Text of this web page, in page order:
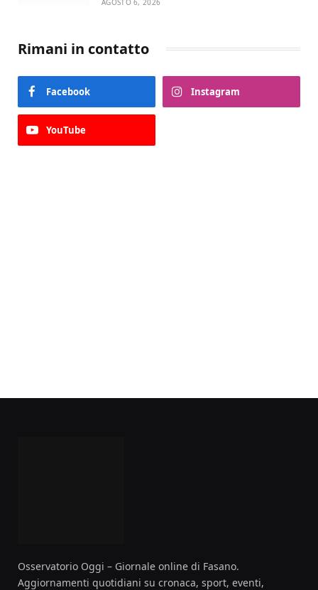
Rimani in contatto
Facebook Instagram
YouTube
Osservatorio Oggi – Giornale online di Fasano.
Aggiornamenti quotidiani su cronaca, sport, eventi,